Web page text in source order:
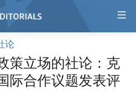
论
策立场的社论：克
际合作议题发表评